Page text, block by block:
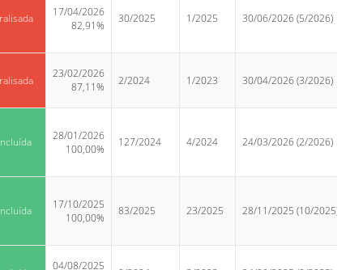
17/04/2026
82,91%
30/2025 1/2025 30/06/2026 (5/2026)
23/02/2026
87,11%
2/2024 1/2023 30/04/2026 (3/2026)
28/01/2026
100,00%
127/2024 4/2024 24/03/2026 (2/2026)
17/10/2025
100,00%
83/2025 23/2025 28/11/2025 (10/2025)
04/08/2025